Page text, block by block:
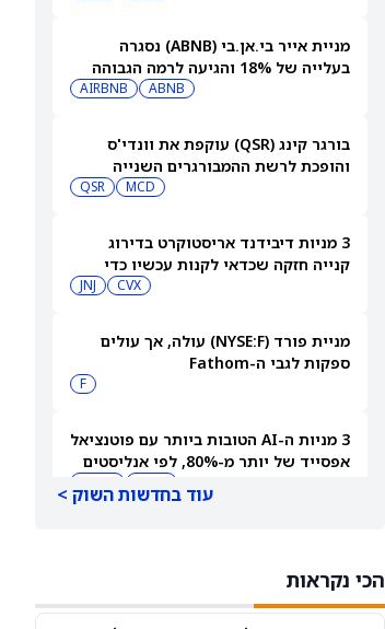
מניית אייר בי.אן.בי (ABNB) נסגרה
בעלייה של 18% והגיעה לרמה הגבוהה
ABNB
AIRBNB
בורגר קינג (QSR) עוקפת את וונדי'ס
והופכת לרשת ההמבורגרים השנייה
MCD
QSR
3 מניות דיבידנד אריסטוקרט בדירוג
קנייה חזקה שכדאי לקנות עכשיו כדי
CVX
JNJ
מניית פורד (NYSE:F) עולה, אך עולים
ספקות לגבי ה-Fathom
F
3 מניות ה-AI הטובות ביותר עם פוטנציאל
אפסייד של יותר מ-80%, לפי אנליסטים
עוד בחדשות השוק >
הכי נקראות